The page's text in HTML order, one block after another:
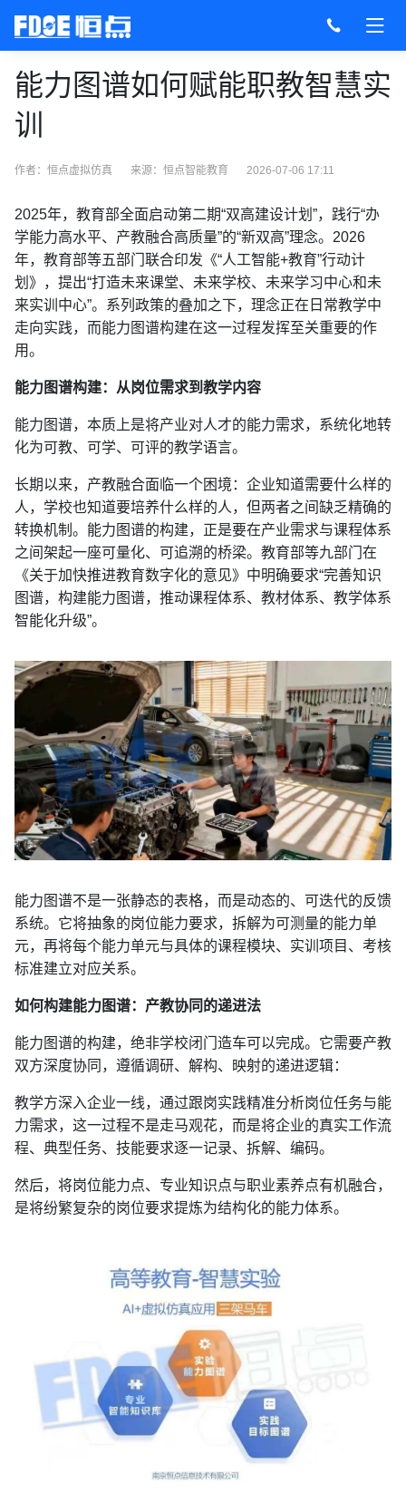
能力图谱如何赋能职教智慧实
训
作者：恒点虚拟仿真 来源： 恒点智能教育 2026-07-06 17:11
2025年，教育部全面启动第二期“双高建设计划”，践行“办
学能力高水平、产教融合高质量”的“新双高”理念。2026
年，教育部等五部门联合印发《“人工智能+教育”行动计
划》，提出“打造未来课堂、未来学校、未来学习中心和未
来实训中心”。系列政策的叠加之下，理念正在日常教学中
走向实践，而能力图谱构建在这一过程发挥至关重要的作
用。
能力图谱构建：从岗位需求到教学内容
能力图谱，本质上是将产业对人才的能力需求，系统化地转
化为可教、可学、可评的教学语言。
长期以来，产教融合面临一个困境：企业知道需要什么样的
人，学校也知道要培养什么样的人，但两者之间缺乏精确的
转换机制。能力图谱的构建，正是要在产业需求与课程体系
之间架起一座可量化、可追溯的桥梁。教育部等九部门在
《关于加快推进教育数字化的意见》中明确要求“完善知识
图谱，构建能力图谱，推动课程体系、教材体系、教学体系
智能化升级”。
能力图谱不是一张静态的表格，而是动态的、可迭代的反馈
系统。它将抽象的岗位能力要求，拆解为可测量的能力单
元，再将每个能力单元与具体的课程模块、实训项目、考核
标准建立对应关系。
如何构建能力图谱：产教协同的递进法
能力图谱的构建，绝非学校闭门造车可以完成。它需要产教
双方深度协同，遵循调研、解构、映射的递进逻辑：
教学方深入企业一线，通过跟岗实践精准分析岗位任务与能
力需求，这一过程不是走马观花，而是将企业的真实工作流
程、典型任务、技能要求逐一记录、拆解、编码。
然后，将岗位能力点、专业知识点与职业素养点有机融合，
是将纷繁复杂的岗位要求提炼为结构化的能力体系。